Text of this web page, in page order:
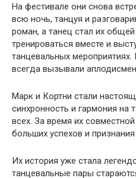
На фестивале они снова
всю ночь, танцуя и
роман, а танец стал их
тренироваться вместе и
танцевальных
всегда вызывали
Марк и Кортни стали
синхронность и гармония
всех. За время их
больших успехов и
Их история уже стала
танцевальные пары